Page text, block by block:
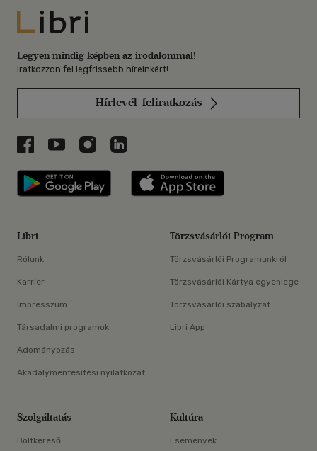
Libri
Legyen mindig képben az irodalommal!
Iratkozzon fel legfrissebb híreinkért!
Hírlevél-feliratkozás
Libri a Facebookon
Libri a Youtube-on
Libri az Instagramon
Libri a LinkedInen
Libri applikáció Szerezd meg: Google
Libri
Rólunk
Karrier
Impresszum
Társadalmi programok
Adományozás
Akadálymentesítési nyilatkozat
Törzsvásárlói Program
Törzsvásárlói Programunkról
Törzsvásárlói Kártya egyenlege
Törzsvásárlói szabályzat
Libri App
Szolgáltatás
Boltkereső
Kultúra
Események